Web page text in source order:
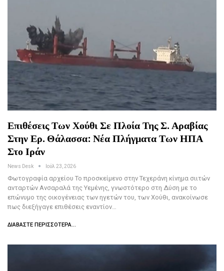
Επιθέσεις Των Χούθι Σε Πλοία Της Σ. Αραβίας
Στην Ερ. Θάλασσα: Νέα Πλήγματα Των ΗΠΑ
Στο Ιράν
News Desk Ιούλ 23, 2026
Φωτογραφία αρχείου Το προσκείμενο στην Τεχεράνη κίνημα σιιτών
ανταρτών Ανσαραλά της Υεμένης, γνωστότερο στη Δύση με το
επώνυμο της οικογένειας των ηγετών του, των Χούθι, ανακοίνωσε
πως διεξήγαγε επιθέσεις εναντίον…
ΔΙΑΒΆΣΤΕ ΠΕΡΙΣΣΌΤΕΡΑ...